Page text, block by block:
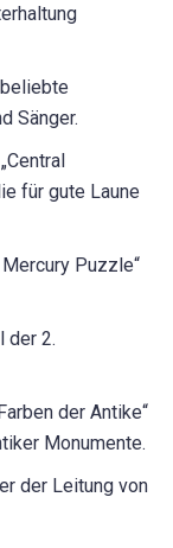
Sänger.
für gute Laune
Puzzle“
der 2.
der Antike“
Monumente.
der Leitung von